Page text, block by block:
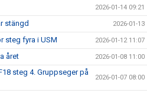
2026-01-14 09:21
stängd 2026-01-13
steg fyra i USM 2026-01-12 11:07
året 2026-01-08 11:00
steg 4. Gruppseger på
2026-01-07 08:00